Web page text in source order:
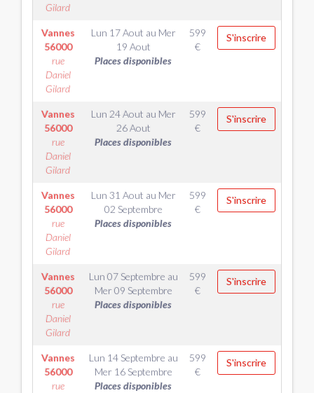
Gilard
Vannes
56000
rue
Daniel
Gilard
Lun 17 Aout au Mer
19 Aout
Places disponibles
599
€
S'inscrire
Vannes
56000
rue
Daniel
Gilard
Lun 24 Aout au Mer
26 Aout
Places disponibles
599
€
S'inscrire
Vannes
56000
rue
Daniel
Gilard
Lun 31 Aout au Mer
02 Septembre
Places disponibles
599
€
S'inscrire
Vannes
56000
rue
Daniel
Gilard
Lun 07 Septembre au
Mer 09 Septembre
Places disponibles
599
€
S'inscrire
Vannes
56000
rue
Lun 14 Septembre au
Mer 16 Septembre
Places disponibles
599
€
S'inscrire